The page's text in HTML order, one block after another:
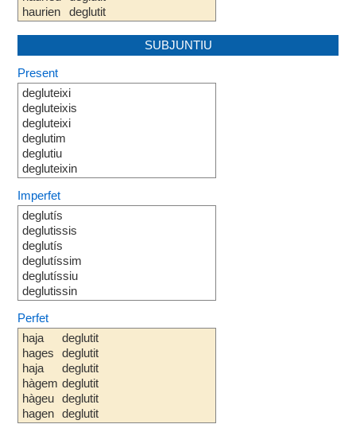
haurien
deglutit
SUBJUNTIU
Present
degluteixi
degluteixis
degluteixi
deglutim
deglutiu
degluteixin
Imperfet
deglutís
deglutissis
deglutís
deglutíssim
deglutíssiu
deglutissin
Perfet
haja
hages
haja
hàgem
hàgeu
hagen
deglutit
deglutit
deglutit
deglutit
deglutit
deglutit